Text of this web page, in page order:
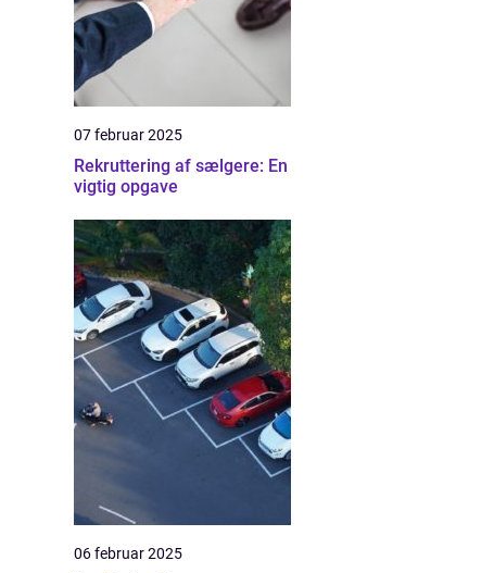
07 februar 2025
Rekruttering af sælgere: En
vigtig opgave
06 februar 2025